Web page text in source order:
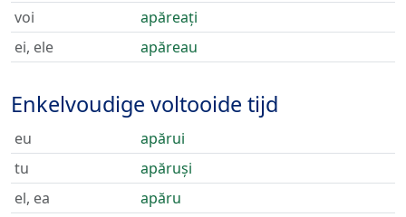
voi
apăreați
ei, ele
apăreau
Enkelvoudige voltooide tijd
eu
apărui
tu
apăruși
el, ea
apăru